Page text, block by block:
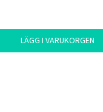
LÄGG I VARUKORGEN